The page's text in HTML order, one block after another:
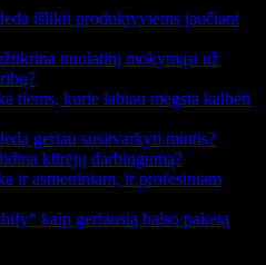
išlikti produktyviems jaučiant
nuolatinį mokymąsi už
tiems, kurie labiau mėgsta kalbėti
geriau susitvarkyti mintis?
kūrėjų darbingumą?
ir asmeniniam, ir profesiniam
kaip geriausią balso paketą